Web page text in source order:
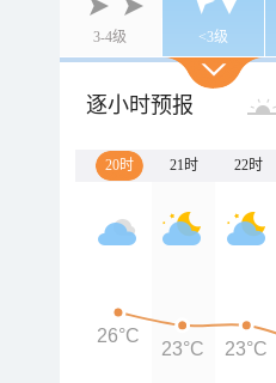
3-4级 <3级
逐小时预报
20时 21时 22时
26°C
23°C
23°C